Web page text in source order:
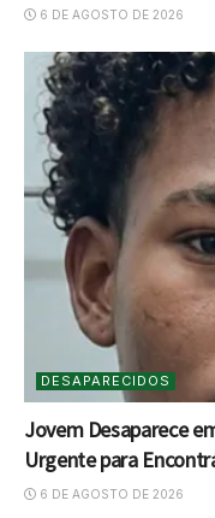
6 DE AGOSTO DE 2026
DESAPARECIDOS
Jovem Desaparece
Urgente para
6 DE AGOSTO DE 2026